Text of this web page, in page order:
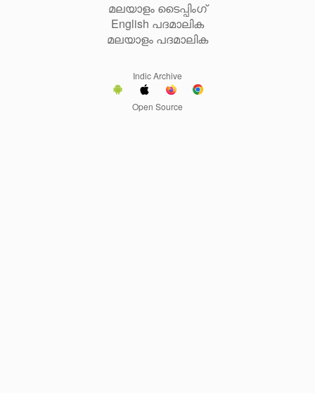
മലയാളം ടൈപ്പിംഗ്
English പദമാലിക
മലയാളം പദമാലിക
Indic Archive
Open Source